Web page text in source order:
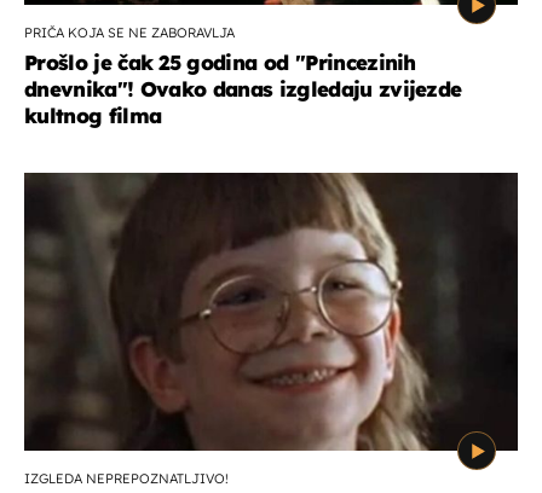
PRIČA KOJA SE NE ZABORAVLJA
Prošlo je čak 25 godina od ''Princezinih
dnevnika''! Ovako danas izgledaju zvijezde
kultnog filma
IZGLEDA NEPREPOZNATLJIVO!